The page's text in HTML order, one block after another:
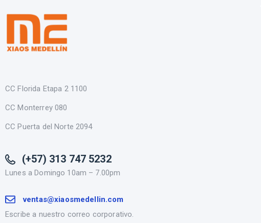
CC Florida Etapa 2 1100
CC Monterrey 080
CC Puerta del Norte 2094
(+57) 313 747 5232
Lunes a Domingo 10am – 7.00pm
ventas@xiaosmedellin.com
Escribe a nuestro correo corporativo.